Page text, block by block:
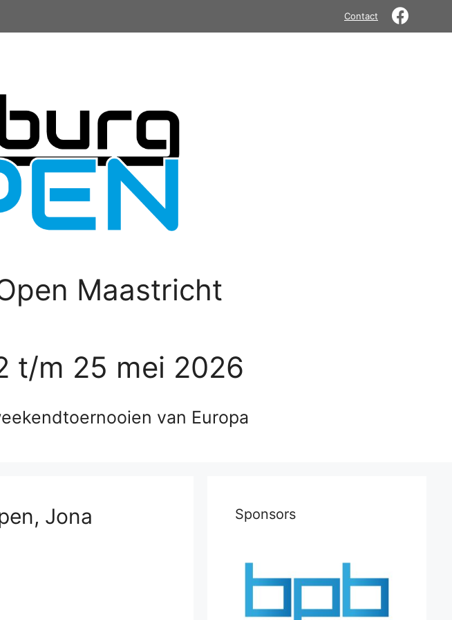
Contact
Maastricht
t/m 25 mei 2026
van Europa
Jona Sponsors